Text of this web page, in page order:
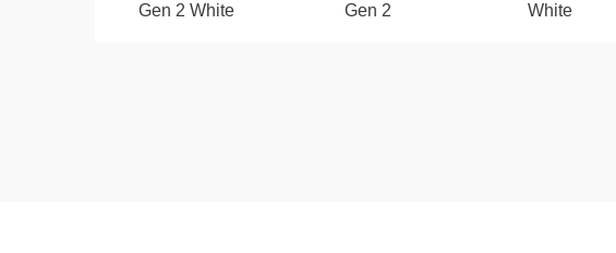
Gen 2 White
Gen 2
White